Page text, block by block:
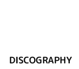
DISCOGRAPHY